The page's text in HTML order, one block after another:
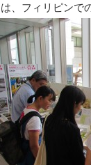
、フィリピンで